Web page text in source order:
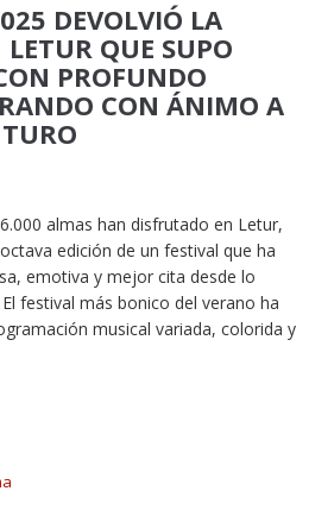
DEVOLVIÓ LA
QUE SUPO
PROFUNDO
CON ÁNIMO A
almas han disfrutado en Letur,
edición de un festival que ha
emotiva y mejor cita desde lo
festival más bonico del verano ha
musical variada, colorida y